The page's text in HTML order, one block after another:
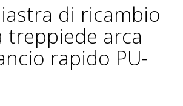
di ricambio
treppiede arca
rapido PU-